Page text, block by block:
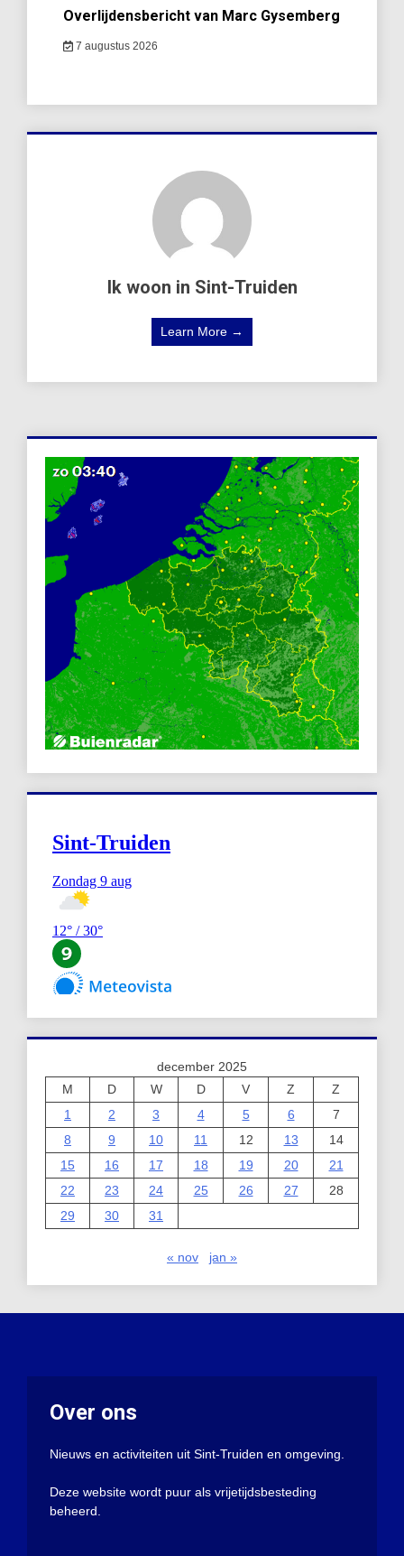
Overlijdensbericht van Marc Gysemberg
7 augustus 2026
Ik woon in Sint-Truiden
Learn More →
december 2025
M
D W D V Z
Z
1
2 3 4 5 6
7
8
9 10 11 12 13
14
15
16 17 18 19 20
21
22
23 24 25 26 27
28
29
30 31
« nov jan »
Over ons
Nieuws en activiteiten uit Sint-Truiden en omgeving.
Deze website wordt puur als vrijetijdsbesteding
beheerd.